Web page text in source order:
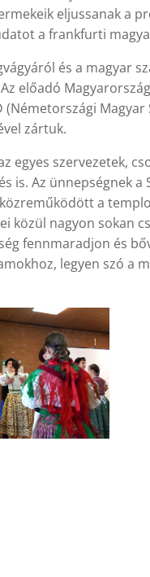
eljussanak a
a frankfurti
és a magyar
előadó
Magyar
zártuk.
egyes szervezetek,
is. Az ünnepségnek a
a
közül nagyon sokan
fennmaradjon és
legyen szó a